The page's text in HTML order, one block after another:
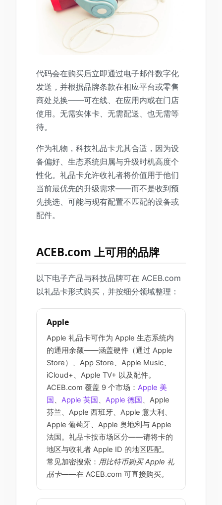
代码会在购买后立即通过电子邮件数字化
发送，并根据品牌条款在相应平台或零售
商处兑换——可在线、在应用内或在门店
使用。无需实体卡、无需配送、也无需等
待。
作为礼物，科技礼品卡尤其合适，因为设
备偏好、生态系统归属与升级时机高度个
性化。礼品卡允许收礼者将价值用于他们
当前最优先的升级需求——而不是收到预
先挑选、可能与现有配置不匹配的设备或
配件。
ACEB.com 上可用的品牌
以下电子产品与科技品牌可在 ACEB.com
以礼品卡形式购买，并按细分领域整理：
Apple
Apple 礼品卡可作为 Apple 生态系统内
的通用余额——涵盖硬件（通过 Apple
Store）、App Store、Apple Music、
iCloud+、Apple TV+ 以及配件。
ACEB.com 覆盖 9 个市场： Apple 美
国 、 Apple 英国 、 Apple 德国 、Apple
芬兰、Apple 西班牙、Apple 意大利、
Apple 葡萄牙、Apple 奥地利与 Apple
法国。礼品卡按市场区分——请将卡的
地区与收礼者 Apple ID 的地区匹配。
常见加密搜索： 用比特币购买 Apple 礼
品卡——在 ACEB.com 可直接购买。